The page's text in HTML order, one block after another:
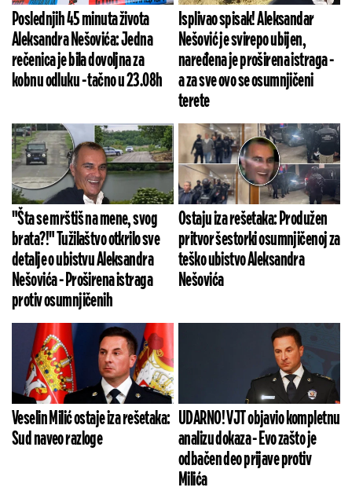
Poslednjih 45 minuta života
Aleksandra Nešovića: Jedna
rečenica je bila dovoljna za
kobnu odluku - tačno u 23.08h
Isplivao spisak! Aleksandar
Nešović je svirepo ubijen,
naređena je proširena istraga -
a za sve ovo se osumnjičeni
terete
"Šta se mrštiš na mene, svog
brata?!" Tužilaštvo otkrilo sve
detalje o ubistvu Aleksandra
Nešovića - Proširena istraga
protiv osumnjičenih
Ostaju iza rešetaka: Produžen
pritvor šestorki osumnjičenoj za
teško ubistvo Aleksandra
Nešovića
Veselin Milić ostaje iza rešetaka:
Sud naveo razloge
UDARNO! VJT objavio kompletnu
analizu dokaza - Evo zašto je
odbačen deo prijave protiv
Milića